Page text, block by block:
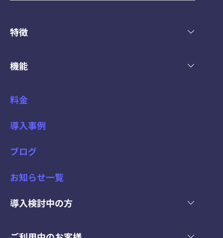
特徴
機能
料金
導入事例
ブログ
お知らせ一覧
導入検討中の方